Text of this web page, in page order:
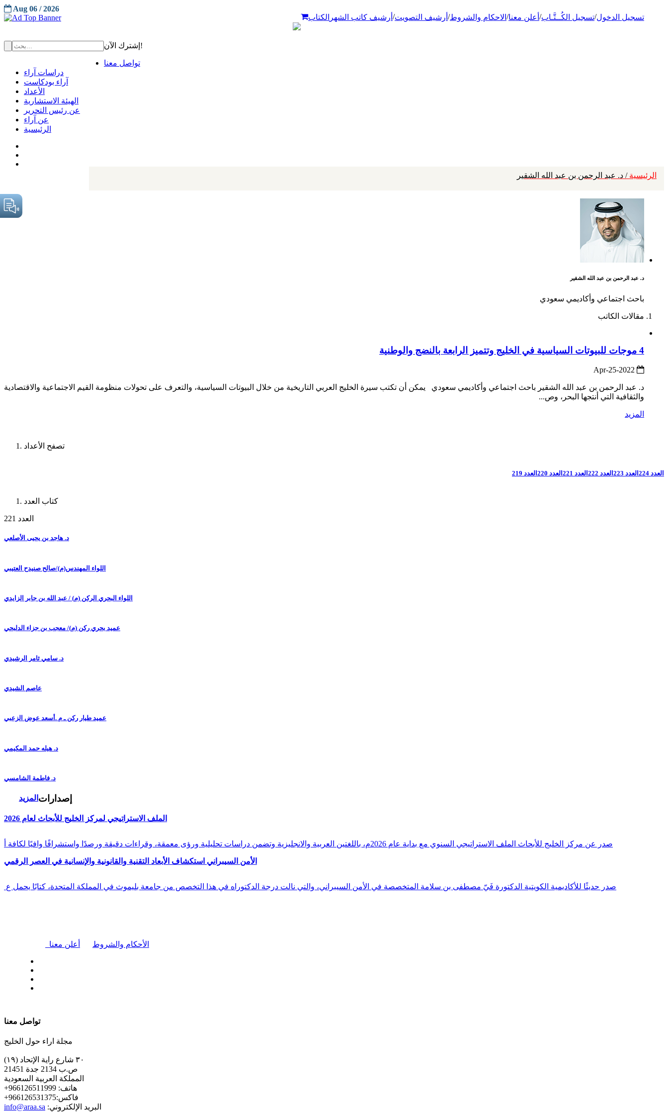
تسجيل الدخول/تسجيل الكُــتَّـاب/ أعلن معنا/ الاحكام والشروط/ أرشيف التصويت/ أرشيف كاتب الشهر الكتاب
Aug 06 / 2026
إشترك الآن!
تواصل معنا
دراسات آراء
آراء بودكاست
الأعداد
الهيئة الاستشارية
عن رئيس التحرير
عن آراء
الرئيسية
الرئيسية / د. عبد الرحمن بن عبد الله الشقير
د. عبد الرحمن بن عبد الله الشقير
باحث اجتماعي وأكاديمي سعودي
مقالات الكاتب
4 موجات للبيوتات السياسية في الخليج وتتميز الرابعة بالنضج والوطنية
د. عبد الرحمن بن عبد الله الشقير باحث اجتماعي وأكاديمي سعودي يمكن أن تكتب سيرة الخليج العربي التاريخية من خلال البيوتات السياسية، والتعرف على تحولات منظومة القيم الاجتماعية والاقتصادية
والثقافية التي أنتجها البحر، وص...
المزيد
تصفح الأعداد
العدد 224 العدد 223 العدد 222 العدد 221 العدد 220 العدد 219
كتاب العدد
العدد 221
د. هاجد بن يحيى الأصلعي
اللواء المهندس(م)/صالح صنيدح العتيبي
اللواء البحري الركن (م) / عبد الله بن جابر الزايدي
عميد بحري ركن (م)/ معجب بن جزاء الدلبحي
د. سامي ثامر الرشيدي
عاصم الشيدي
عميد طيار ركن ـ م .أسعد عوض الزعبي
د. هيله حمد المكيمي
د. فاطمة الشامسي
المزيد إصدارات
الملف الاستراتيجي لمركز الخليج للأبحاث لعام 2026
صدر عن مركز الخليج للأبحاث الملف الاستراتيجي السنوي مع بداية عام 2026م، باللغتين العربية والانجليزية وتضمن دراسات تحليلية ورؤى معمقة، وقراءات دقيقة ورصدًا واستشرافًا وافيًا لكافة أ
الأمن السيبراني استكشاف الأبعاد التقنية والقانونية والإنسانية في العصر الرقمي
صدر حديثًا للأكاديمية الكويتية الدكتورة فَيّ مصطفى بن سلامة المتخصصة في الأمن السيبراني، والتي نالت درجة الدكتوراه في هذا التخصص من جامعة بليموث في المملكة المتحدة، كتابًا يحمل ع
أعلن معنا الأحكام والشروط
تواصل معنا
مجلة اراء حول الخليج
٣٠ شارع راية الإتحاد (١٩)
ص.ب 2134 جدة 21451
المملكة العربية السعودية
+هاتف: 966126511999
+فاكس:966126531375
info@araa.sa :البريد الإلكتروني